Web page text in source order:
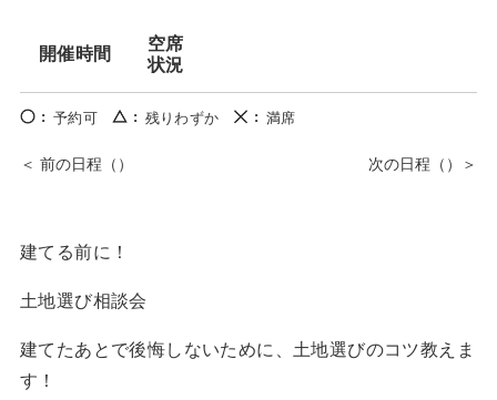
開催時間
空席
状況
予約可 残りわずか 満席
建てる前に！
土地選び相談会
建てたあとで後悔しないために、土地選びのコツ教えま
す！